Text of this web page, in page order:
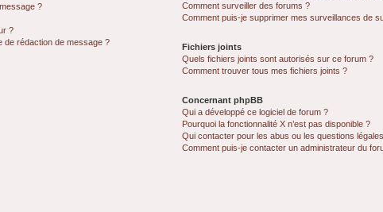
?
?
de rédaction de message ?
Comment surveiller des forums ?
Comment puis-je supprimer mes surveillances de
Fichiers joints
Quels fichiers joints sont autorisés sur ce forum ?
Comment trouver tous mes fichiers joints ?
Concernant phpBB
Qui a développé ce logiciel de forum ?
Pourquoi la fonctionnalité X n’est pas disponible ?
Qui contacter pour les abus ou les questions
Comment puis-je contacter un administrateur du